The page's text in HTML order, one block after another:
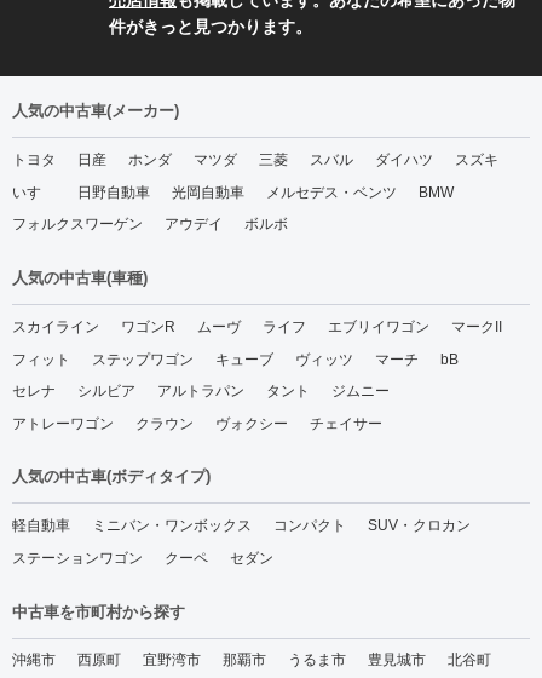
件がきっと見つかります。
人気の中古車(メーカー)
トヨタ 日産 ホンダ マツダ 三菱 スバル ダイハツ
スズキ
いすゞ
日野自動車 光岡自動車 メルセデス・ベンツ
BMW
フォルクスワーゲン
アウデイ ボルボ
人気の中古車(車種)
スカイライン ワゴンR ムーヴ ライフ エブリイワゴン
マークII
フィット
ステップワゴン キューブ ヴィッツ マーチ
bB
セレナ
シルビア アルトラパン タント
ジムニー
アトレーワゴン
クラウン ヴォクシー チェイサー
人気の中古車(ボディタイプ)
軽自動車 ミニバン・ワンボックス コンパクト
SUV・クロカン
ステーションワゴン
クーペ セダン
中古車を市町村から探す
沖縄市 西原町 宜野湾市 那覇市 うるま市 豊見城市
北谷町